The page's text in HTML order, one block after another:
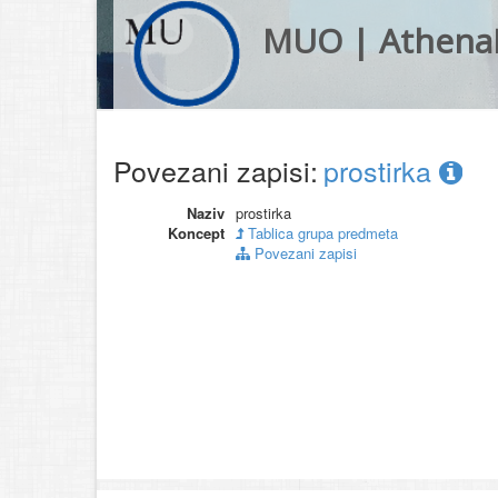
MUO |
Povezani zapisi: prostirka
Naziv prostirka
Koncept
Tablica grupa predmeta
Povezani zapisi